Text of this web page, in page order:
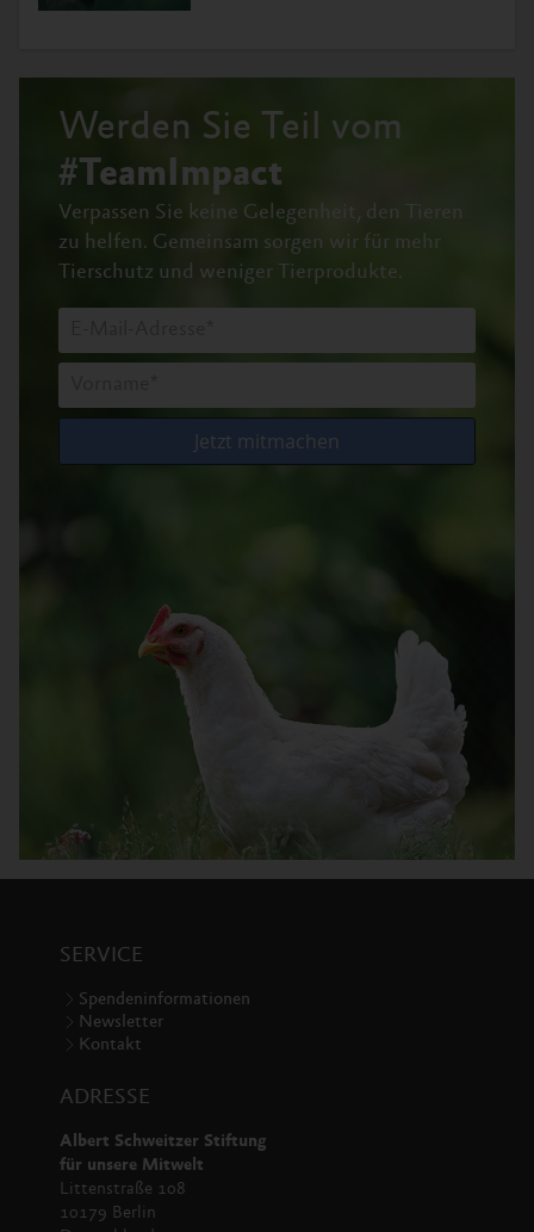
Werden Sie Teil vom
#TeamImpact
Verpassen Sie keine Gelegenheit, den Tieren
zu helfen. Gemeinsam sorgen wir für mehr
Tierschutz und weniger Tierprodukte.
SERVICE
Spendeninformationen
Newsletter
Kontakt
ADRESSE
Albert Schweitzer Stiftung
für unsere Mitwelt
Littenstraße 108
10179 Berlin